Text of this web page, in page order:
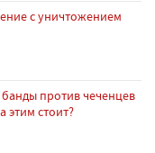
с уничтожением
против чеченцев
этим стоит?